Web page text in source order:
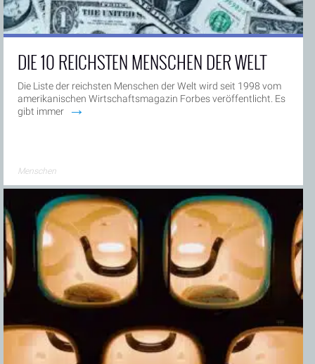
DIE 10 REICHSTEN MENSCHEN DER WELT
Die Liste der reichsten Menschen der Welt wird seit 1998 vom
amerikanischen Wirtschaftsmagazin Forbes veröffentlicht. Es
gibt immer
→
Menschen